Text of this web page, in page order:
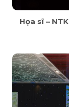
Họa sĩ –